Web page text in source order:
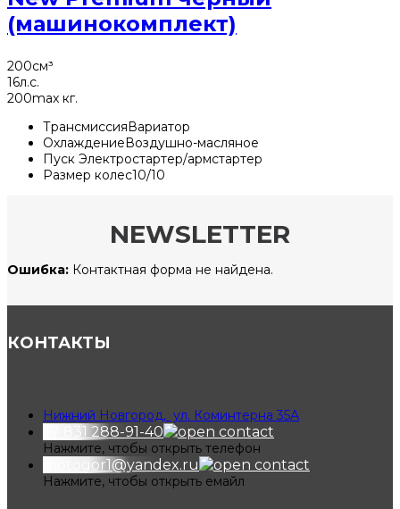
(машинокомплект)
200см³
16л.с.
200max кг.
ТрансмиссияВариатор
ОхлаждениеВоздушно-масляное
Пуск Электростартер/армстартер
Размер колес10/10
NEWSLETTER
Ошибка: Контактная форма не найдена.
КОНТАКТЫ
Нижний Новгород, ул. Коминтерна 35А
+7 831 288-91-40
Нажмите, чтобы открыть телефон
motogor1@yandex.ru
Нажмите, чтобы открыть емайл